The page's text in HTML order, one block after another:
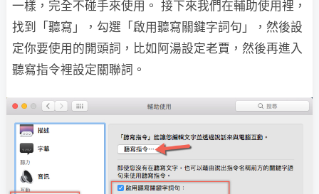
一樣，完全不碰手來使用。 接下來我們在輔助使用裡，
找到「聽寫」，勾選「啟用聽寫關鍵字詞句」，然後設
定你要使用的開頭詞，比如阿湯設定老賈，然後再進入
聽寫指令裡設定關聯詞。